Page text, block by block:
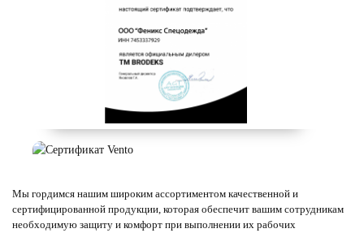
Мы гордимся нашим широким ассортиментом качественной и
сертифицированной продукции, которая обеспечит вашим сотрудникам
необходимую защиту и комфорт при выполнении их рабочих